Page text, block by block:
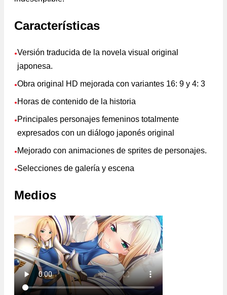
Características
●Versión traducida de la novela visual original
japonesa.
●Obra original HD mejorada con variantes 16: 9 y 4: 3
● Horas de contenido de la historia
● Principales personajes femeninos totalmente
expresados con un diálogo japonés original
● Mejorado con animaciones de sprites de personajes.
●Selecciones de galería y escena
Medios